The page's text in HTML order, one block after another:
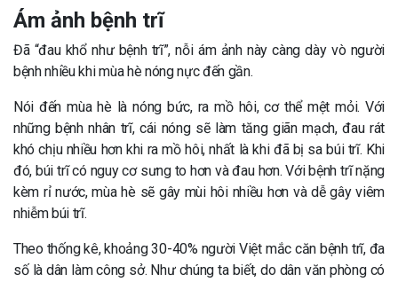
Ám ảnh bệnh trĩ
Đã “đau khổ như bệnh trĩ”, nỗi ám ảnh này càng dày vò người
bệnh nhiều khi mùa hè nóng nực đến gần.
Nói đến mùa hè là nóng bức, ra mồ hôi, cơ thể mệt mỏi. Với
những bệnh nhân trĩ, cái nóng sẽ làm tăng giãn mạch, đau rát
khó chịu nhiều hơn khi ra mồ hôi, nhất là khi đã bị sa búi trĩ. Khi
đó, búi trĩ có nguy cơ sưng to hơn và đau hơn. Với bệnh trĩ nặng
kèm rỉ nước, mùa hè sẽ gây mùi hôi nhiều hơn và dễ gây viêm
nhiễm búi trĩ.
Theo thống kê, khoảng 30-40% người Việt mắc căn bệnh trĩ, đa
số là dân làm công sở. Như chúng ta biết, do dân văn phòng có